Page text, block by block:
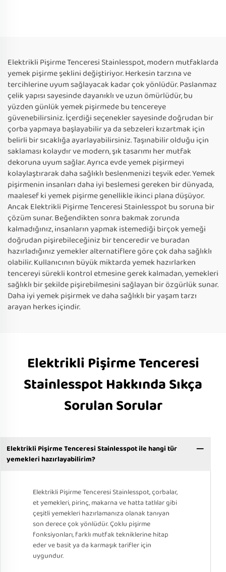
Elektrikli Pişirme Tenceresi Stainlesspot, modern mutfaklarda
yemek pişirme şeklini değiştiriyor. Herkesin tarzına ve
tercihlerine uyum sağlayacak kadar çok yönlüdür. Paslanmaz
çelik yapısı sayesinde dayanıklı ve uzun ömürlüdür, bu
yüzden günlük yemek pişirmede bu tencereye
güvenebilirsiniz. İçerdiği seçenekler sayesinde doğrudan bir
çorba yapmaya başlayabilir ya da sebzeleri kızartmak için
belirli bir sıcaklığa ayarlayabilirsiniz. Taşınabilir olduğu için
saklaması kolaydır ve modern, şık tasarımı her mutfak
dekoruna uyum sağlar. Ayrıca evde yemek pişirmeyi
kolaylaştırarak daha sağlıklı beslenmenizi teşvik eder. Yemek
pişirmenin insanları daha iyi beslemesi gereken bir dünyada,
maalesef ki yemek pişirme genellikle ikinci plana düşüyor.
Ancak Elektrikli Pişirme Tenceresi Stainlesspot bu soruna bir
çözüm sunar. Beğendikten sonra bakmak zorunda
kalmadığınız, insanların yapmak istemediği birçok yemeği
doğrudan pişirebileceğiniz bir tenceredir ve buradan
hazırladığınız yemekler alternatiflere göre çok daha sağlıklı
olabilir. Kullanıcının büyük miktarda yemek hazırlarken
tencereyi sürekli kontrol etmesine gerek kalmadan, yemekleri
sağlıklı bir şekilde pişirebilmesini sağlayan bir özgürlük sunar.
Daha iyi yemek pişirmek ve daha sağlıklı bir yaşam tarzı
arayan herkes içindir.
Elektrikli Pişirme Tenceresi
Stainlesspot Hakkında Sıkça
Sorulan Sorular
Elektrikli Pişirme Tenceresi Stainlesspot ile hangi tür
yemekleri hazırlayabilirim?
Elektrikli Pişirme Tenceresi Stainlesspot, çorbalar,
et yemekleri, pirinç, makarna ve hatta tatlılar gibi
çeşitli yemekleri hazırlamanıza olanak tanıyan
son derece çok yönlüdür. Çoklu pişirme
fonksiyonları, farklı mutfak tekniklerine hitap
eder ve basit ya da karmaşık tarifler için
uygundur.